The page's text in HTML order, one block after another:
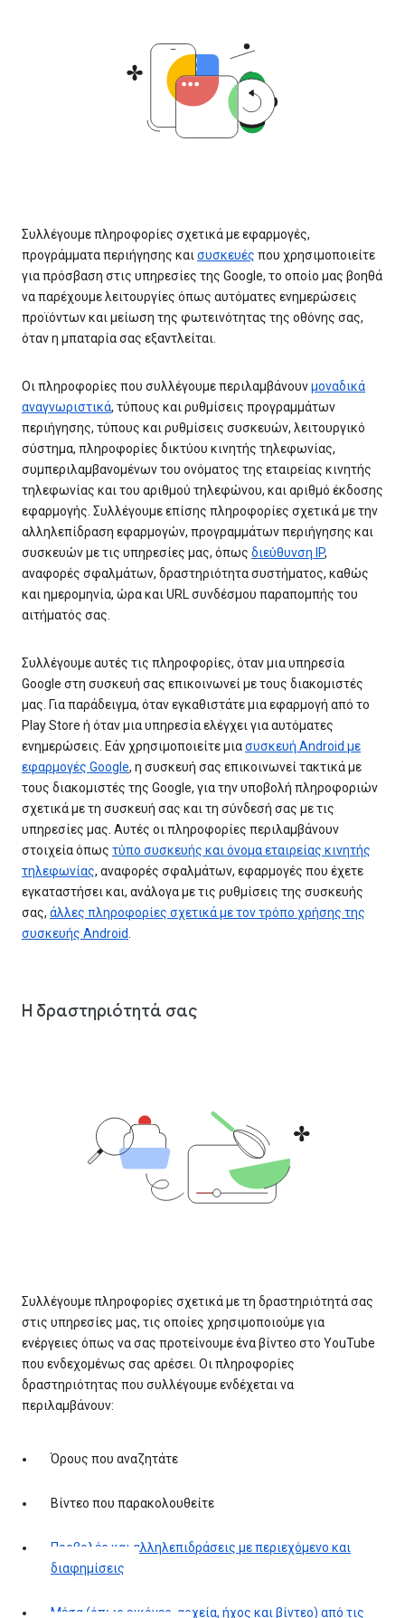
Συλλέγουμε πληροφορίες σχετικά με εφαρμογές,
προγράμματα περιήγησης καισυσκευές που χρησιμοποιείτε
για πρόσβαση στις υπηρεσίες της Google, το οποίο μας βοηθά
να παρέχουμε λειτουργίες όπως αυτόματες ενημερώσεις
προϊόντων και μείωση της φωτεινότητας της οθόνης σας,
όταν η μπαταρία σας εξαντλείται.
Οι πληροφορίες που συλλέγουμε περιλαμβάνουνμοναδικά
αναγνωριστικά, τύπους και ρυθμίσεις προγραμμάτων
περιήγησης, τύπους και ρυθμίσεις συσκευών, λειτουργικό
σύστημα, πληροφορίες δικτύου κινητής τηλεφωνίας,
συμπεριλαμβανομένων του ονόματος της εταιρείας κινητής
τηλεφωνίας και του αριθμού τηλεφώνου, και αριθμό έκδοσης
εφαρμογής. Συλλέγουμε επίσης πληροφορίες σχετικά με την
αλληλεπίδραση εφαρμογών, προγραμμάτων περιήγησης και
συσκευών με τις υπηρεσίες μας, όπως διεύθυνση IP,
αναφορές σφαλμάτων, δραστηριότητα συστήματος, καθώς
και ημερομηνία, ώρα και URL συνδέσμου παραπομπής του
αιτήματός σας.
Συλλέγουμε αυτές τις πληροφορίες, όταν μια υπηρεσία
Google στη συσκευή σας επικοινωνεί με τους διακομιστές
μας. Για παράδειγμα, όταν εγκαθιστάτε μια εφαρμογή από το
Play Store ή όταν μια υπηρεσία ελέγχει για αυτόματες
ενημερώσεις. Εάν χρησιμοποιείτε μιασυσκευή Android με
εφαρμογές Google, η συσκευή σας επικοινωνεί τακτικά με
τους διακομιστές της Google, για την υποβολή πληροφοριών
σχετικά με τη συσκευή σας και τη σύνδεσή σας με τις
υπηρεσίες μας. Αυτές οι πληροφορίες περιλαμβάνουν
στοιχεία όπως τύπο συσκευής και όνομα εταιρείας κινητής
τηλεφωνίας, αναφορές σφαλμάτων, εφαρμογές που έχετε
εγκαταστήσει και, ανάλογα με τις ρυθμίσεις της συσκευής
σας, άλλες πληροφορίες σχετικά με τον τρόπο χρήσης της
συσκευής Android.
Η δραστηριότητά σας
Συλλέγουμε πληροφορίες σχετικά με τη δραστηριότητά σας
στις υπηρεσίες μας, τις οποίες χρησιμοποιούμε για
ενέργειες όπως να σας προτείνουμε ένα βίντεο στο YouTube
που ενδεχομένως σας αρέσει. Οι πληροφορίες
δραστηριότητας που συλλέγουμε ενδέχεται να
περιλαμβάνουν:
Όρους που αναζητάτε
Βίντεο που παρακολουθείτε
Προβολές και αλληλεπιδράσεις με περιεχόμενο και
διαφημίσεις
Μέσα (όπως εικόνες, αρχεία, ήχος και βίντεο) από τις